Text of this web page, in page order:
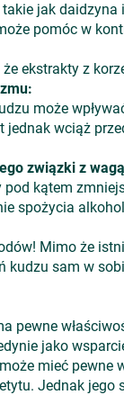
jak
pomóc w
ekstrakty z
może
jednak wciąż
związki z
pod kątem
spożycia
Mimo że
kudzu sam w
pewne
jako
mieć pewne
Jednak